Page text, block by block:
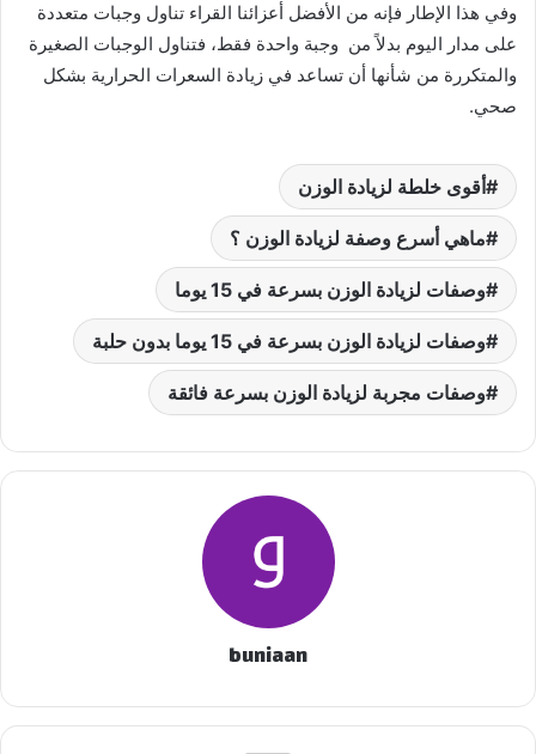
وفي هذا الإطار فإنه من الأفضل أعزائنا القراء تناول وجبات متعددة
على مدار اليوم بدلاً من وجبة واحدة فقط، فتناول الوجبات الصغيرة
والمتكررة من شأنها أن تساعد في زيادة السعرات الحرارية بشكل
صحي.
أقوى خلطة لزيادة الوزن
ماهي أسرع وصفة لزيادة الوزن ؟
وصفات لزيادة الوزن بسرعة في 15 يوما
وصفات لزيادة الوزن بسرعة في 15 يوما بدون حلبة
وصفات مجربة لزيادة الوزن بسرعة فائقة
buniaan